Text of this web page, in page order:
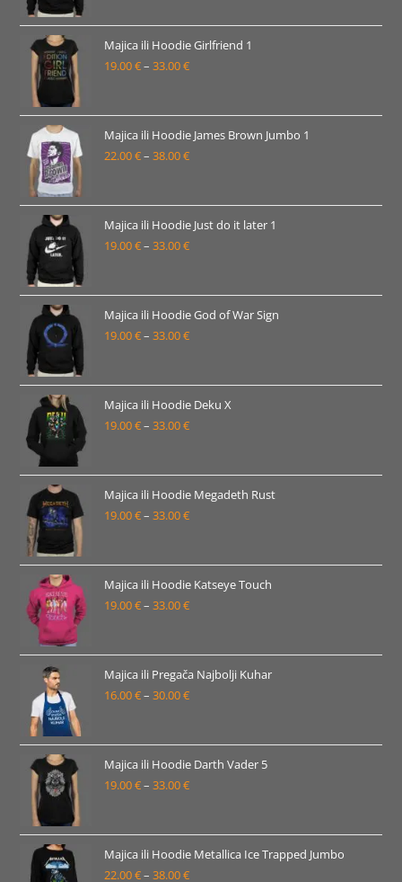
od
19.00 €
do
Majica ili Hoodie Girlfriend 1
19.00€– 33.00€Raspon
od
19.00 €
do
Majica ili Hoodie James Brown Jumbo 1
22.00€– 38.00€Raspon
od
22.00 €
do
Majica ili Hoodie Just do it later 1
19.00€– 33.00€Raspon
od
19.00 €
do
Majica ili Hoodie God of War Sign
19.00€– 33.00€Raspon
od
19.00 €
do
Majica ili Hoodie Deku X
19.00€– 33.00€Raspon
od
19.00 €
do
Majica ili Hoodie Megadeth Rust
19.00€– 33.00€Raspon
od
19.00 €
do
Majica ili Hoodie Katseye Touch
19.00€– 33.00€Raspon
od
19.00 €
do
Majica ili Pregača Najbolji Kuhar
16.00€– 30.00€Raspon
od
16.00 €
do
Majica ili Hoodie Darth Vader 5
19.00€– 33.00€Raspon
od
19.00 €
do
Majica ili Hoodie Metallica Ice Trapped Jumbo
22.00€– 38.00€Raspon